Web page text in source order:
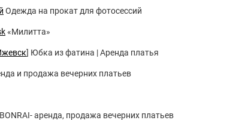
Одежда на прокат для фотосессий
«Милитта»
] Юбка из фатина | Аренда платья
и продажа вечерних платьев
BONRAI- аренда, продажа вечерних платьев